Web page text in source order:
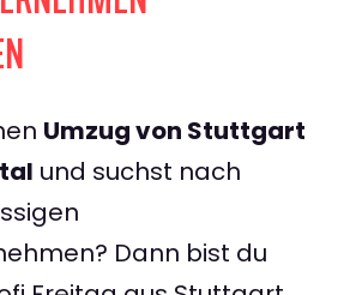
Umzug von Stuttgart
und suchst nach
Dann bist du